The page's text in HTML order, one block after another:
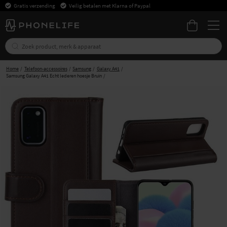
Gratis verzending Veilig betalen met Klarna of Paypal
Home Telefoon-accessoires Samsung
Galaxy A41
Samsung Galaxy A41 Echt lederen hoesje Bruin